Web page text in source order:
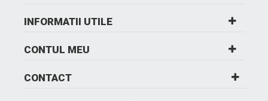
INFORMATII UTILE
CONTUL MEU
CONTACT